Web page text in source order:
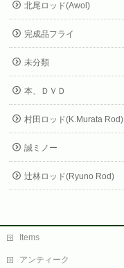
北尾ロッド(Awol)
完成品フライ
未分類
本、ＤＶＤ
村田ロッド(K.Murata Rod)
誠ミノー
辻林ロッド(Ryuno Rod)
Items
アンティーク